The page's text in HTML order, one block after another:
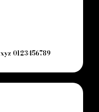
0123456789